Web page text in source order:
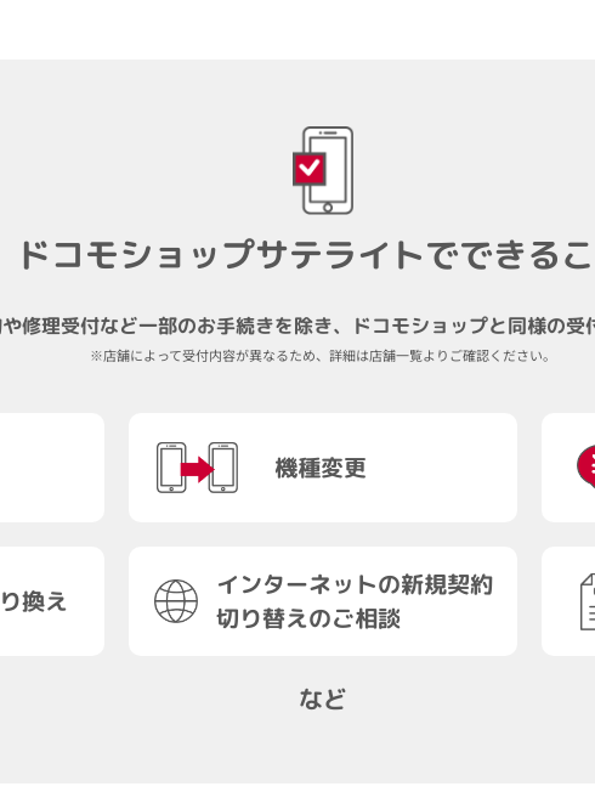
ドコモショップサテライトでできる
修理受付など一部のお手続きを除き、ドコモショップと同様の受
※店舗によって受付内容が異なるため、詳細は店舗一覧よりご確認ください。
機種変更
換え
インターネットの新規契約
切り替えのご相談
など